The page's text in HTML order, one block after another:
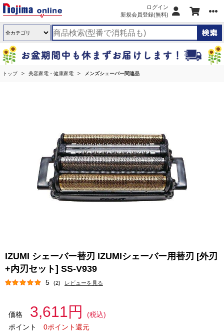
ログイン
新規会員登録(無料)
トップ 美容家電・健康家電 メンズシェーバー関連品
IZUMI シェーバー替刃 IZUMIシェーバー用替刃 [外刃
+内刃セット] SS-V939
5 (2) レビューを見る
価格 3,611円
(税込)
ポイント
0ポイント還元